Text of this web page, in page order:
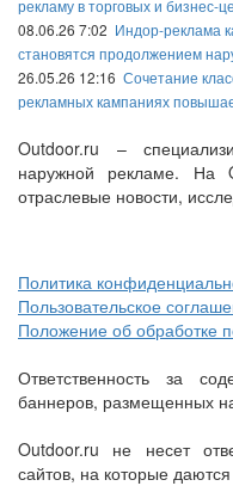
рекламу в торговых и бизнес-
08.06.26 7:02 Индор-реклама
становятся продолжением
26.05.26 12:16 Сочетание
рекламных кампаниях
Outdoor.ru –
наружной рекламе. На
отраслевые новости,
Политика
Пользовательское
Положение об обработке
Ответственность за
баннеров, размещенных
Outdoor.ru не несет
сайтов, на которые